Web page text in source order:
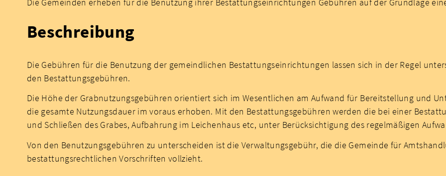
Die Gemeinden erheben für die Benutzung ihrer Bestattungseinrichtungen Gebühren auf der Grundlage
Beschreibung
Die Gebühren für die Benutzung der gemeindlichen Bestattungseinrichtungen lassen sich in der Regel
den Bestattungsgebühren.
Die Höhe der Grabnutzungsgebühren orientiert sich im Wesentlichen am Aufwand für Bereitstellung und
die gesamte Nutzungsdauer im voraus erhoben. Mit den Bestattungsgebühren werden die bei einer
und Schließen des Grabes, Aufbahrung im Leichenhaus etc, unter Berücksichtigung des regelmäßigen
Von den Benutzungsgebühren zu unterscheiden ist die Verwaltungsgebühr, die die Gemeinde für
bestattungsrechtlichen Vorschriften vollzieht.